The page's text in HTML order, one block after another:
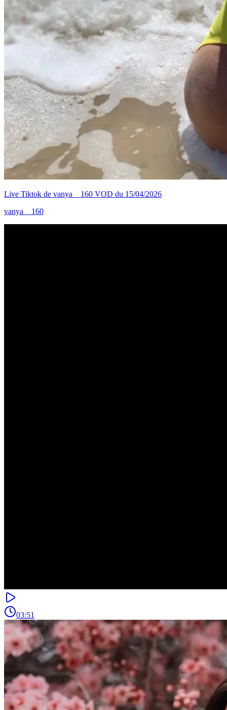
Live Tiktok de vanya__160 VOD du 15/04/2026
vanya__160
03:51